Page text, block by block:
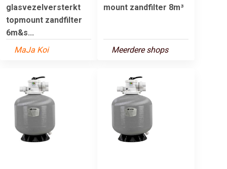
glasvezelversterkt
topmount zandfilter
6m&s...
MaJa Koi
mount zandfilter 8m³
Meerdere shops